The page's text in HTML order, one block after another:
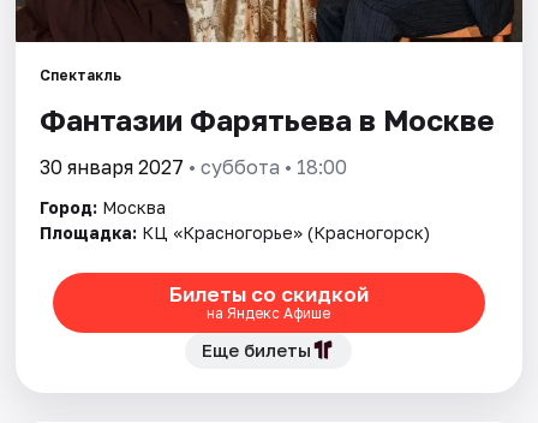
Площадки
Артисты
Рейтинги
Спектакль
Фантазии Фарятьева в Москве
30 января 2027 • суббота • 18:00
Город: Москва
Площадка: КЦ «Красногорье» (Красногорск)
Билеты со скидкой
на Яндекс Афише
Еще билеты